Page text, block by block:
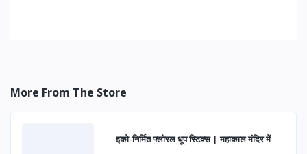
More From The Store
इको-निर्मित फ्लोरल धूप स्टिक्स | महाकाल मंदिर में